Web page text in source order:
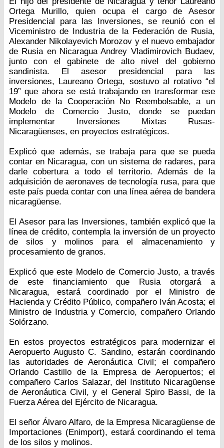
Ortega Murillo, quien ocupa el cargo de Asesor
Presidencial para las Inversiones, se reunió con el
Viceministro de Industria de la Federación de Rusia,
Alexander Nikolayevich Morozov y el nuevo embajador
de Rusia en Nicaragua Andrey Vladimirovich Budaev,
junto con el gabinete de alto nivel del gobierno
sandinista. El asesor presidencial para las
inversiones, Laureano Ortega, sostuvo al rotativo “el
19” que ahora se está trabajando en transformar ese
Modelo de la Cooperación No Reembolsable, a un
Modelo de Comercio Justo, donde se puedan
implementar Inversiones Mixtas Rusas-
Nicaragüenses, en proyectos estratégicos.
Explicó que además, se trabaja para que se pueda
contar en Nicaragua, con un sistema de radares, para
darle cobertura a todo el territorio. Además de la
adquisición de aeronaves de tecnología rusa, para que
este país pueda contar con una línea aérea de bandera
nicaragüense.
El Asesor para las Inversiones, también explicó que la
línea de crédito, contempla la inversión de un proyecto
de silos y molinos para el almacenamiento y
procesamiento de granos.
Explicó que este Modelo de Comercio Justo, a través
de este financiamiento que Rusia otorgará a
Nicaragua, estará coordinado por el Ministro de
Hacienda y Crédito Público, compañero Iván Acosta; el
Ministro de Industria y Comercio, compañero Orlando
Solórzano.
En estos proyectos estratégicos para modernizar el
Aeropuerto Augusto C. Sandino, estarán coordinando
las autoridades de Aeronáutica Civil; el compañero
Orlando Castillo de la Empresa de Aeropuertos; el
compañero Carlos Salazar, del Instituto Nicaragüense
de Aeronáutica Civil, y el General Spiro Bassi, de la
Fuerza Aérea del Ejército de Nicaragua.
El señor Álvaro Alfaro, de la Empresa Nicaragüense de
Importaciones (Enimport), estará coordinando el tema
de los silos y molinos.